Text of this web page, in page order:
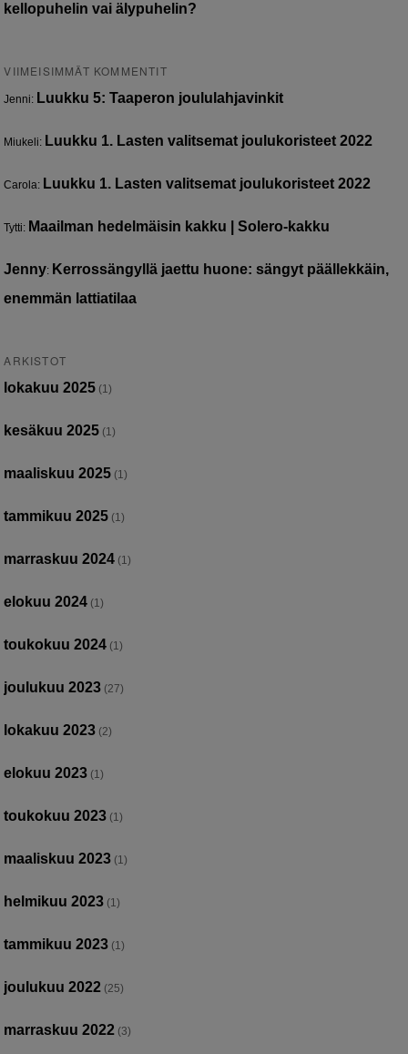
kellopuhelin vai älypuhelin?
VIIMEISIMMÄT KOMMENTIT
Jenni: Luukku 5: Taaperon joululahjavinkit
Miukeli: Luukku 1. Lasten valitsemat joulukoristeet 2022
Carola: Luukku 1. Lasten valitsemat joulukoristeet 2022
Tytti: Maailman hedelmäisin kakku | Solero-kakku
Jenny: Kerrossängyllä jaettu huone: sängyt päällekkäin,
enemmän lattiatilaa
ARKISTOT
lokakuu 2025 (1)
kesäkuu 2025 (1)
maaliskuu 2025 (1)
tammikuu 2025 (1)
marraskuu 2024 (1)
elokuu 2024 (1)
toukokuu 2024 (1)
joulukuu 2023 (27)
lokakuu 2023 (2)
elokuu 2023 (1)
toukokuu 2023 (1)
maaliskuu 2023 (1)
helmikuu 2023 (1)
tammikuu 2023 (1)
joulukuu 2022 (25)
marraskuu 2022 (3)